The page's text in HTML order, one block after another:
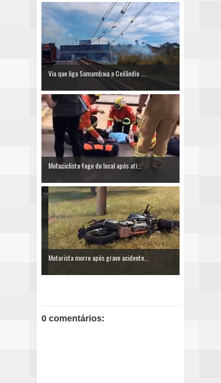
Via que liga Samambaia a Ceilândia ...
Motociclista foge do local após ati...
Motorista morre após grave acidente...
0 comentários: